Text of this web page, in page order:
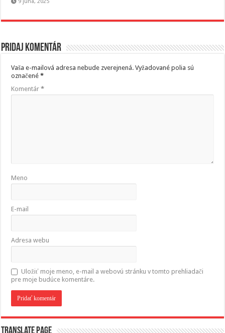
9 júna, 2025
Pridaj komentár
Vaša e-mailová adresa nebude zverejnená. Vyžadované polia sú
označené*
Komentár*
Meno
E-mail
Adresa webu
Uložiť moje meno, e-mail a webovú stránku v tomto prehliadači
pre moje budúce komentáre.